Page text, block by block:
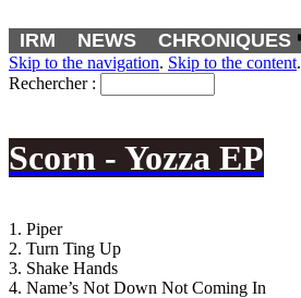
IRM NEWS CHRONIQUES
Skip to the navigation. Skip to the content.
Rechercher :
Scorn - Yozza EP
1. Piper
2. Turn Ting Up
3. Shake Hands
4. Name’s Not Down Not Coming In